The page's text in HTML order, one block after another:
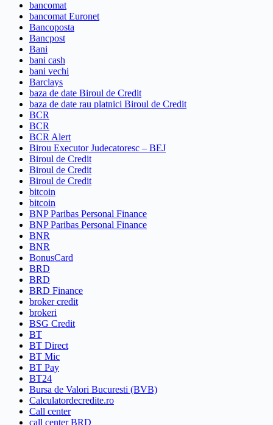
bancomat
bancomat Euronet
Bancoposta
Bancpost
Bani
bani cash
bani vechi
Barclays
baza de date Biroul de Credit
baza de date rau platnici Biroul de Credit
BCR
BCR
BCR Alert
Birou Executor Judecatoresc – BEJ
Biroul de Credit
Biroul de Credit
Biroul de Credit
bitcoin
bitcoin
BNP Paribas Personal Finance
BNP Paribas Personal Finance
BNR
BNR
BonusCard
BRD
BRD
BRD Finance
broker credit
brokeri
BSG Credit
BT
BT Direct
BT Mic
BT Pay
BT24
Bursa de Valori Bucuresti (BVB)
Calculatordecredite.ro
Call center
call center BRD